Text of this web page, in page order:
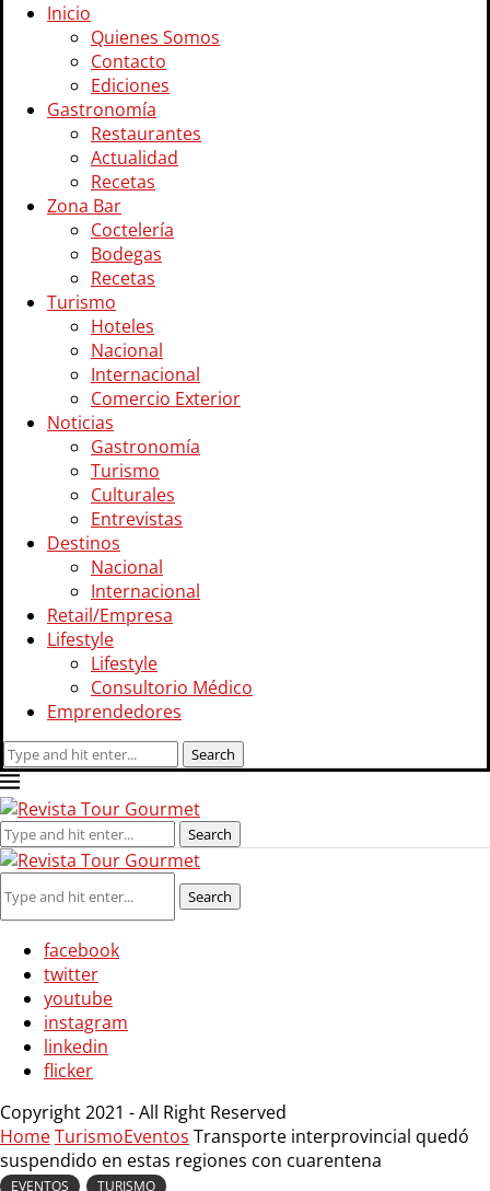
Inicio
Quienes Somos
Contacto
Ediciones
Gastronomía
Restaurantes
Actualidad
Recetas
Zona Bar
Coctelería
Bodegas
Recetas
Turismo
Hoteles
Nacional
Internacional
Comercio Exterior
Noticias
Gastronomía
Turismo
Culturales
Entrevistas
Destinos
Nacional
Internacional
Retail/Empresa
Lifestyle
Lifestyle
Consultorio Médico
Emprendedores
Search
facebook
twitter
youtube
instagram
linkedin
flicker
Copyright 2021 - All Right Reserved
HomeTurismoEventos Transporte interprovincial quedó
suspendido en estas regiones con cuarentena
EVENTOS TURISMO